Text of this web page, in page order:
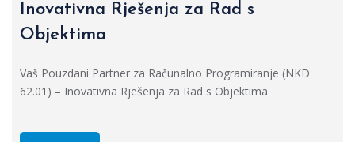
Inovativna Rješenja za Rad s
Objektima
Vaš Pouzdani Partner za Računalno Programiranje (NKD
62.01) – Inovativna Rješenja za Rad s Objektima